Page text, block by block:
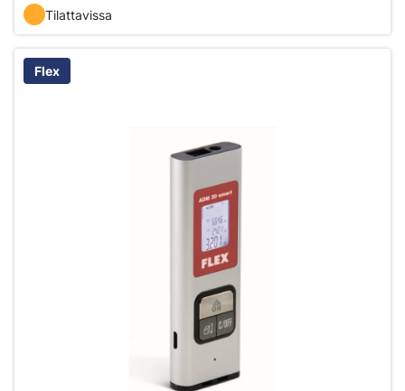
Tilattavissa
Flex